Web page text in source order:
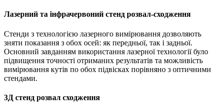
Лазерний та інфрачервоний стенд розвал-сходження
Стенди з технологією лазерного вимірювання дозволяють
зняти показання з обох осей: як передньої, так і задньої.
Основний завданням використання лазерної технології було
підвищення точності отриманих результатів та можливість
вимірювання кутів по обох підвісках порівняно з оптичними
стендами.
3Д стенд розвал сходження